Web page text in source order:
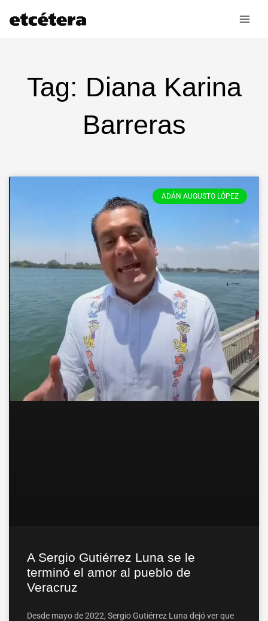
Tag: Diana Karina
Barreras
ADÁN AUGUSTO LÓPEZ
A Sergio Gutiérrez Luna se le
terminó el amor al pueblo de
Veracruz
Desde mayo de 2022, Sergio Gutiérrez Luna dejó ver que